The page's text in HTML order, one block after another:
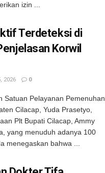
izin ...
Terdeteksi di
Korwil
2026 0
Satuan Pelayanan Pemenuhan
Cilacap, Yuda Prasetyo,
Plt Bupati Cilacap, Ammy
yang menuduh adanya 100
menegaskan bahwa ...